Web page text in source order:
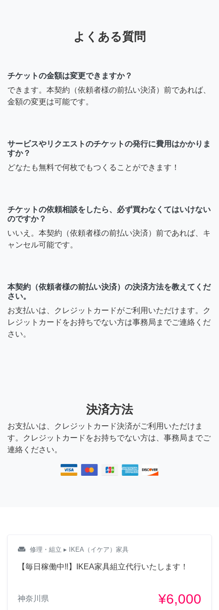
よくある質問
チケットの金額は変更できますか？
できます。本契約（依頼者様の前払い決済）前であれば、
金額の変更は可能です。
サービスやリクエストのチケットの発行に費用はかかりま
すか？
どなたも無料で何枚でもつくることができます！
チケットの依頼相談をしたら、必ず買わなくてはいけない
のですか？
いいえ。本契約（依頼者様の前払い決済）前であれば、キ
ャンセル可能です。
本契約（依頼者様の前払い決済）の決済方法を教えてくだ
さい。
お支払いは、クレジットカードがご利用いただけます。ク
レジットカードをお持ちでない方は事務局までご連絡くだ
さい。
決済方法
お支払いは、クレジットカード決済がご利用いただけま
す。クレジットカードをお持ちでない方は、事務局までご
連絡ください。
weekend 修理・組立 ▸ IKEA（イケア）家具
【毎日稼働中‼︎】IKEA家具組立代行いたします！
神奈川県 ¥6,000